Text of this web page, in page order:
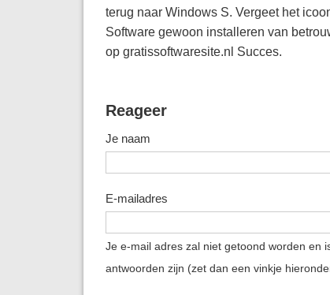
terug naar Windows S. Vergeet het
Software gewoon installeren van
op gratissoftwaresite.nl Succes.
Reageer
Je naam
E-mailadres
Je e-mail adres zal niet getoond worden en
antwoorden zijn (zet dan een vinkje